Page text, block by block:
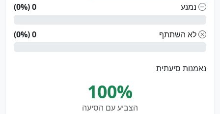
נמנע 0 (0%)
לא השתתף 0 (0%)
נאמנות סיעתית
100%
הצביע עם הסיעה